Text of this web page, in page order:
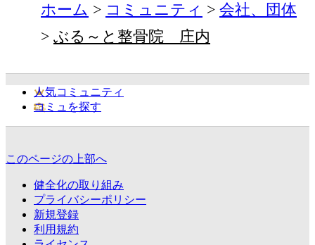
ホーム コミュニティ
会社、団体
ぶる～と整骨院 庄内
人気コミュニティ
コミュを探す
このページの上部へ
健全化の取り組み
プライバシーポリシー
新規登録
利用規約